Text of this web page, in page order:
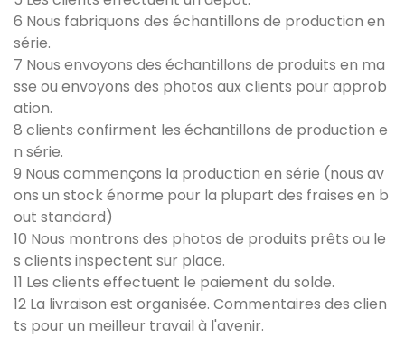
6 Nous fabriquons des échantillons de production en
série.
7 Nous envoyons des échantillons de produits en ma
sse ou envoyons des photos aux clients pour approb
ation.
8 clients confirment les échantillons de production e
n série.
9 Nous commençons la production en série (nous av
ons un stock énorme pour la plupart des fraises en b
out standard)
10 Nous montrons des photos de produits prêts ou le
s clients inspectent sur place.
11 Les clients effectuent le paiement du solde.
12 La livraison est organisée. Commentaires des clien
ts pour un meilleur travail à l'avenir.